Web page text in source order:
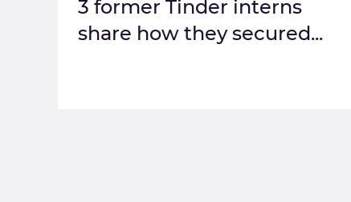
3 former Tinder interns
share how they secured...